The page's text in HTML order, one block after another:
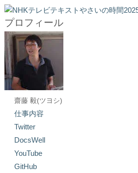
プロフィール
齋藤 毅(ツヨシ)
仕事内容
Twitter
DocsWell
YouTube
GitHub